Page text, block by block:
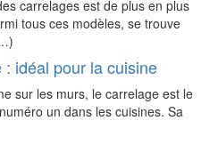
carrelages est de plus en plus
tous ces modèles, se trouve
: idéal pour la cuisine
sur les murs, le carrelage est le
un dans les cuisines. Sa